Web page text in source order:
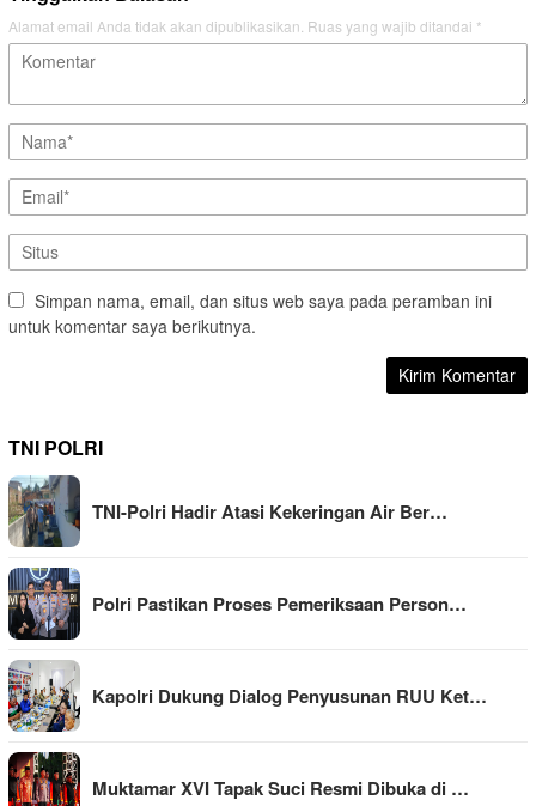
Alamat email Anda tidak akan dipublikasikan. Ruas yang wajib ditandai *
Simpan nama, email, dan situs web saya pada peramban ini
untuk komentar saya berikutnya.
TNI POLRI
TNI-Polri Hadir Atasi Kekeringan Air Ber…
Polri Pastikan Proses Pemeriksaan Person…
Kapolri Dukung Dialog Penyusunan RUU Ket…
Muktamar XVI Tapak Suci Resmi Dibuka di …